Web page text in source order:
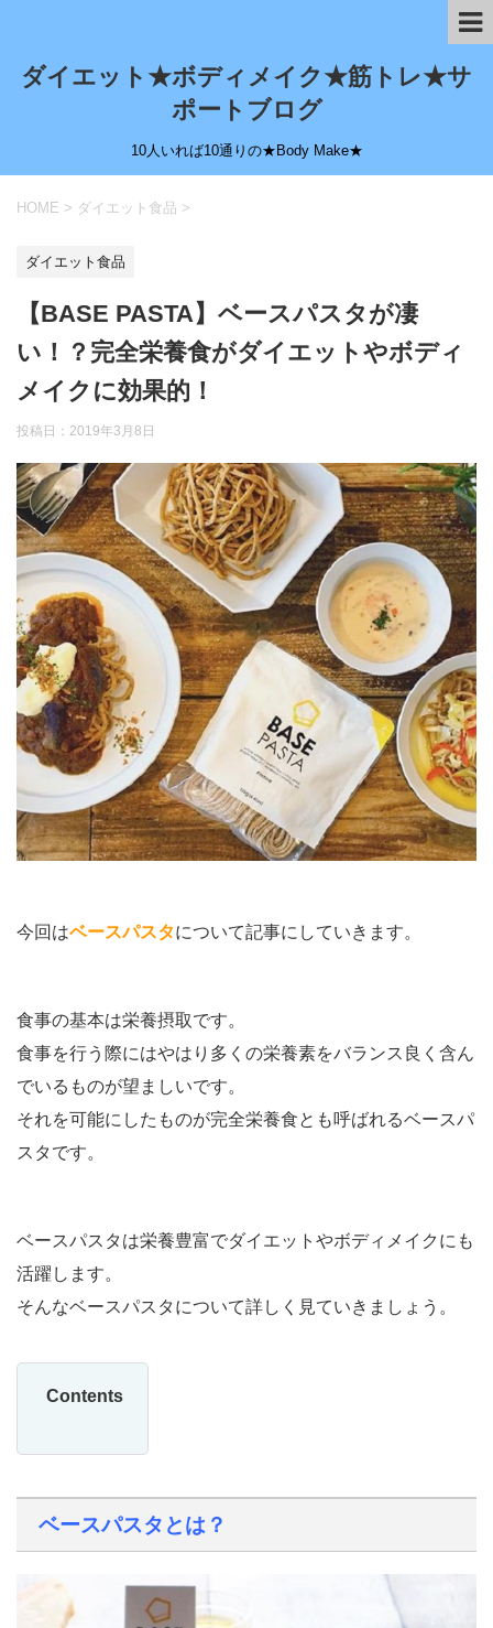
ダイエット★ボディメイク★筋トレ★サ
ポートブログ
10人いれば10通りの★Body Make★
HOME > ダイエット食品 >
ダイエット食品
【BASE PASTA】ベースパスタが凄
い！？完全栄養食がダイエットやボディ
メイクに効果的！
投稿日： 2019年3月8日
今回はベースパスタについて記事にしていきます。
食事の基本は栄養摂取です。
食事を行う際にはやはり多くの栄養素をバランス良く含ん
でいるものが望ましいです。
それを可能にしたものが完全栄養食とも呼ばれるベースパ
スタです。
ベースパスタは栄養豊富でダイエットやボディメイクにも
活躍します。
そんなベースパスタについて詳しく見ていきましょう。
Contents
ベースパスタとは？